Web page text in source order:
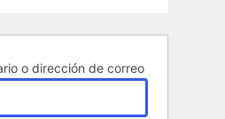
o dirección de correo